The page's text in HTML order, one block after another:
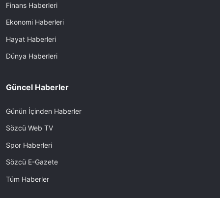
Finans Haberleri
Ekonomi Haberleri
Hayat Haberleri
Dünya Haberleri
Güncel Haberler
Günün İçinden Haberler
Sözcü Web TV
Spor Haberleri
Sözcü E-Gazete
Tüm Haberler